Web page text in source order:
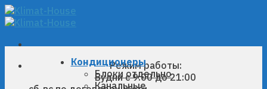
Skip
to
Режим работы:
Будни с 9:00 до 21:00
Кондиционеры
Блоки отдельно
Канальные